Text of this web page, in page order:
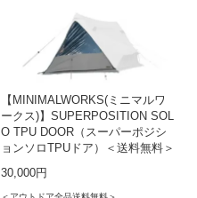
【MINIMALWORKS(ミニマルワ
ークス)】SUPERPOSITION SOL
O TPU DOOR（スーパーポジシ
ョンソロTPUドア）＜送料無料＞
30,000円